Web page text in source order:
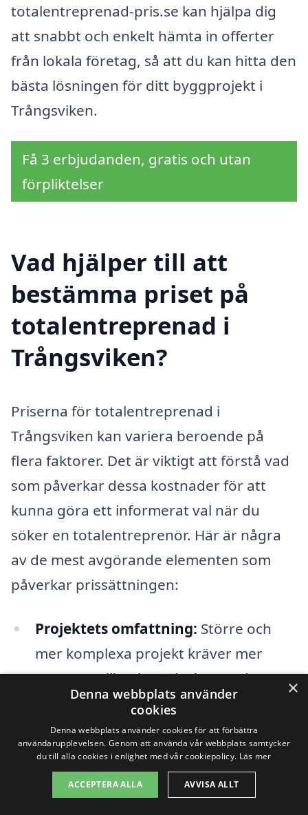
totalentreprenad-pris.se kan hjälpa dig
att snabbt och enkelt hämta in offerter
från lokala företag, så att du kan hitta den
bästa lösningen för ditt byggprojekt i
Trångsviken.
Få 3 erbjudanden, gratis och utan
förpliktelser
Vad hjälper till att
bestämma priset på
totalentreprenad i
Trångsviken?
Priserna för totalentreprenad i
Trångsviken kan variera beroende på
flera faktorer. Det är viktigt att förstå vad
som påverkar dessa kostnader för att
kunna göra ett informerat val när du
söker en totalentreprenör. Här är några
av de mest avgörande elementen som
påverkar prissättningen:
Projektets omfattning: Större och
mer komplexa projekt kräver mer
resurser, vilket kan öka kostnaderna.
Om du planerar att bygga ett stort
hus eller en kommersiell fastighet,
kommer detta att återspeglas i
offerten.
×
Denna webbplats använder
cookies
Denna webbplats använder cookies för att förbättra
användarupplevelsen. Genom att använda vår webbplats samtycker
du till alla cookies i enlighet med vår cookiepolicy. Läs mer
ACCEPTERA ALLA AVVISA ALLT